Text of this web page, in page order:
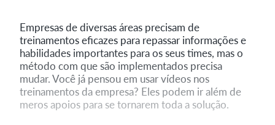
Empresas de diversas áreas precisam de
treinamentos eficazes para repassar informações e
habilidades importantes para os seus times, mas o
método com que são implementados precisa
mudar. Você já pensou em usar vídeos nos
treinamentos da empresa? Eles podem ir além de
meros apoios para se tornarem toda a solução.